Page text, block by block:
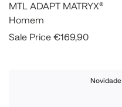
MTL ADAPT MATRYX®
Homem
Sale Price €169,90
Novidade